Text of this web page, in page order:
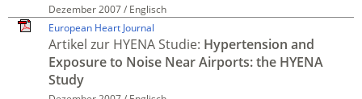
Dezember 2007 / Englisch
European Heart Journal
Artikel zur HYENA Studie: Hyper­tension and
Exposure to Noise Near Airports: the HYENA
Study